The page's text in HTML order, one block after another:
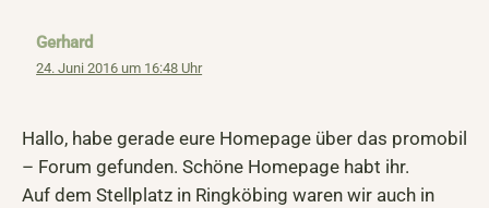
Gerhard
24. Juni 2016 um 16:48 Uhr
Hallo, habe gerade eure Homepage über das promobil
– Forum gefunden. Schöne Homepage habt ihr.
Auf dem Stellplatz in Ringköbing waren wir auch in